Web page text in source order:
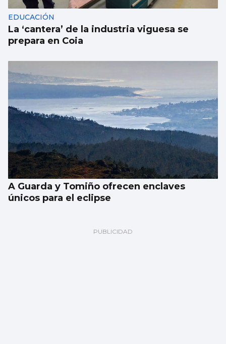
EDUCACIÓN
La ‘cantera’ de la industria viguesa se
prepara en Coia
A Guarda y Tomiño ofrecen enclaves
únicos para el eclipse